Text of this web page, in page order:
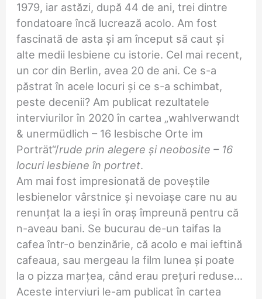
1979, iar astăzi, după 44 de ani, trei dintre
fondatoare încă lucrează acolo. Am fost
fascinată de asta și am început să caut și
alte medii lesbiene cu istorie. Cel mai recent,
un cor din Berlin, avea 20 de ani. Ce s-a
păstrat în acele locuri și ce s-a schimbat,
peste decenii? Am publicat rezultatele
interviurilor în 2020 în cartea „wahlverwandt
& unermüdlich – 16 lesbische Orte im
Porträt“/rude prin alegere și neobosite – 16
locuri lesbiene în portret.
Am mai fost impresionată de poveștile
lesbienelor vârstnice și nevoiașe care nu au
renunțat la a ieși în oraș împreună pentru că
n-aveau bani. Se bucurau de-un taifas la
cafea într-o benzinărie, că acolo e mai ieftină
cafeaua, sau mergeau la film lunea și poate
la o pizza marțea, când erau prețuri reduse…
Aceste interviuri le-am publicat în cartea